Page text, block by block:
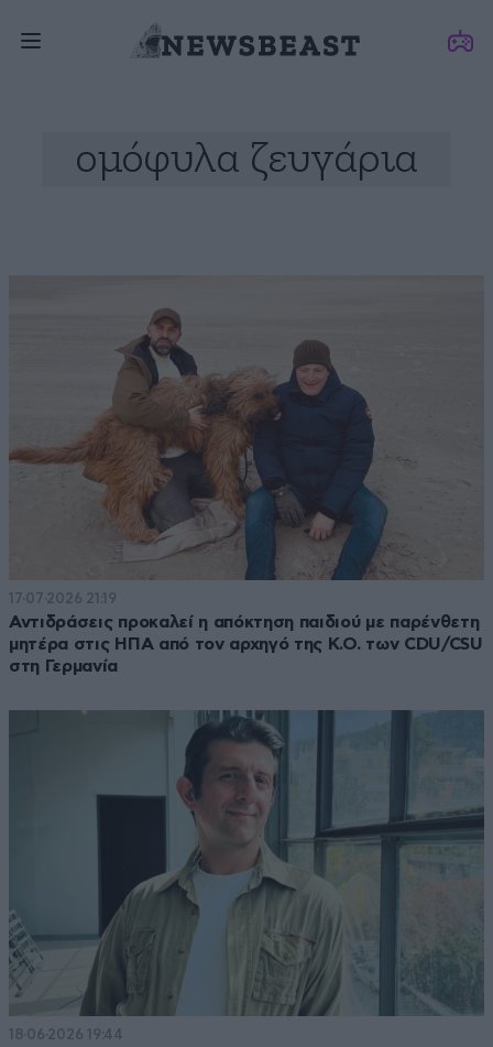
ομόφυλα ζευγάρια
17·07·2026 21:19
Αντιδράσεις προκαλεί η απόκτηση παιδιού με παρένθετη
μητέρα στις ΗΠΑ από τον αρχηγό της Κ.Ο. των CDU/CSU
στη Γερμανία
18·06·2026 19:44